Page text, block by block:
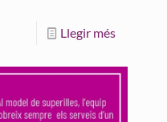
Llegir més